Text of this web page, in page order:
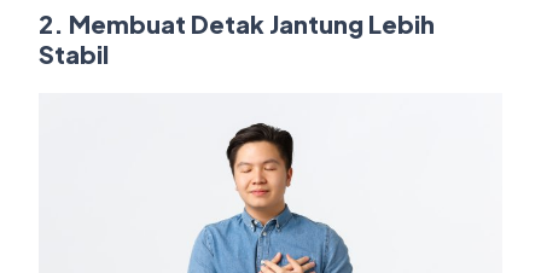
2. Membuat Detak Jantung Lebih
Stabil